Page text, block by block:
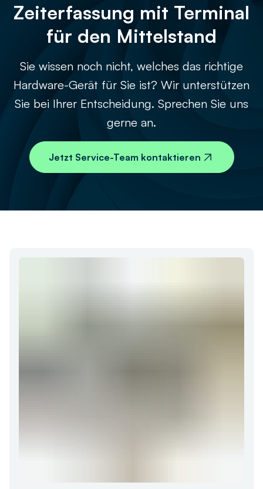
Zeiterfassung mit Terminal
für den Mittelstand
Sie wissen noch nicht, welches das richtige
Hardware-Gerät für Sie ist? Wir unterstützen
Sie bei Ihrer Entscheidung. Sprechen Sie uns
gerne an.
Jetzt Service-Team kontaktieren